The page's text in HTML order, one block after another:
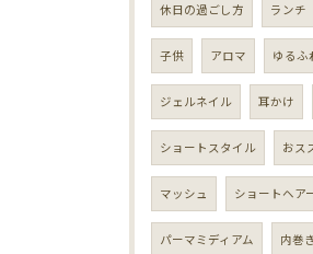
休日の過ごし方 ランチ
子供 アロマ ゆるふ
ジェルネイル 耳かけ
ショートスタイル おス
マッシュ ショートヘア
パーマミディアム 内巻き